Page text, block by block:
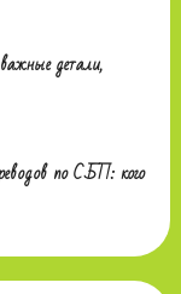
детали,
по СБП: кого